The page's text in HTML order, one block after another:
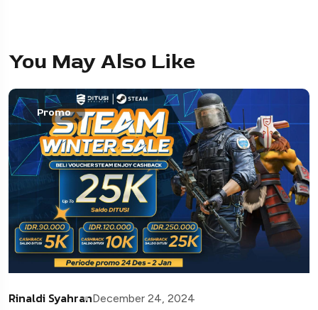
You May Also Like
Promo
Rinaldi SyahranDecember 24, 2024